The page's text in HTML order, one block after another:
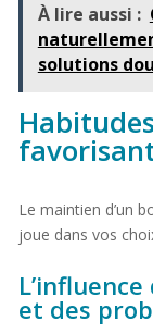
À lire aussi :
solutions
Le maintien d’un
joue dans vos
et des